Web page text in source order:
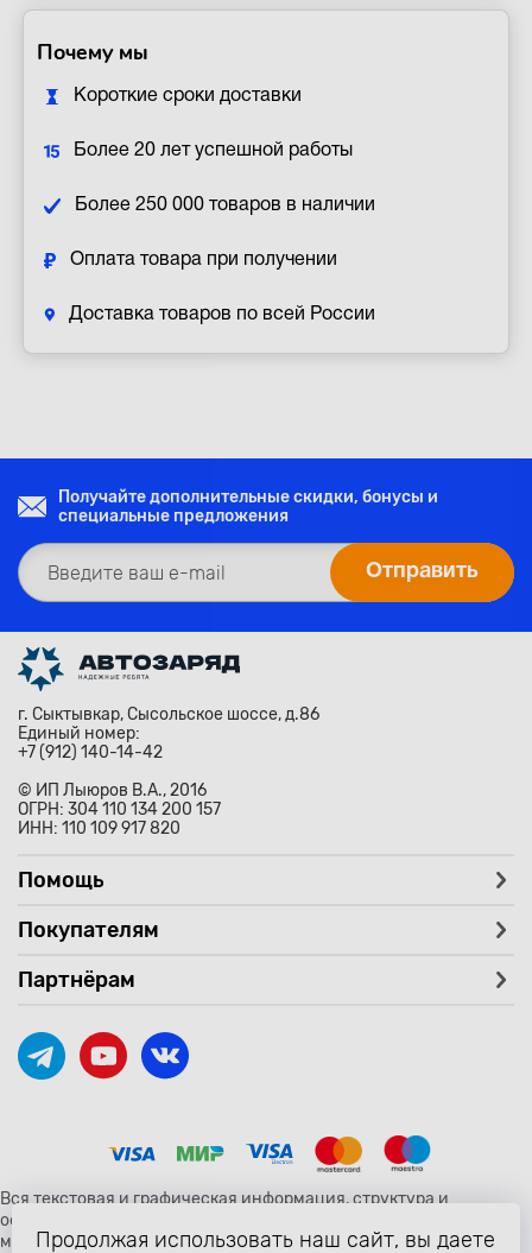
Почему мы
Короткие сроки доставки
Более 20 лет успешной работы
Более 250 000 товаров в наличии
Оплата товара при получении
Доставка товаров по всей России
Получайте дополнительные скидки, бонусы и
специальные предложения
г. Сыктывкар, Сысольское шоссе, д.86
Единый номер:
+7 (912) 140-14-42
© ИП Лыюров В.А., 2016
ОГРН: 304 110 134 200 157
ИНН: 110 109 917 820
Помощь
Покупателям
Партнёрам
Вся текстовая и графическая информация, структура и
оформление страницы avtozaryad.ru защищены российскими и
международными законами и соглашениями об охране
Продолжая использовать наш сайт, вы даете